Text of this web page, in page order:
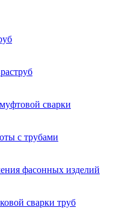
сварки
с трубами
фасонных изделий
сварки труб